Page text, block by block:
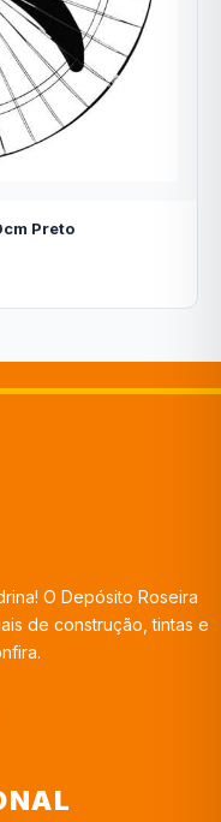
Preto
O Depósito Roseira
de construção, tintas e